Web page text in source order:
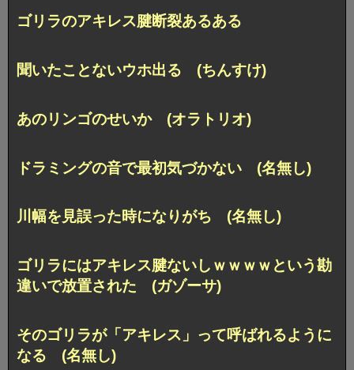
ゴリラのアキレス腱断裂あるある
聞いたことないウホ出る (ちんすけ)
あのリンゴのせいか (オラトリオ)
ドラミングの音で最初気づかない (名無し)
川幅を見誤った時になりがち (名無し)
ゴリラにはアキレス腱ないしｗｗｗｗという勘
違いで放置された (ガゾーサ)
そのゴリラが「アキレス」って呼ばれるように
なる (名無し)